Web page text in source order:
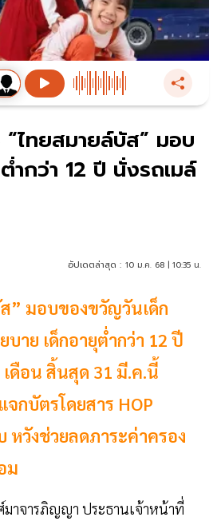
ไทยสมายล์บัส” มอบ
กว่า 12 ปี นั่งรถเมล์
อัปเดตล่าสุด : 10 ม.ค. 68 | 10:35 น.
” มอบของขวัญวันเด็ก
บาย เด็กอายุต่ำกว่า 12 ปี
เดือน สิ้นสุด 31 มี.ค.นี้
กบัตรโดยสาร HOP
หวังช่วยลดภาระค่าครอง
ม
มาจารภิญญา ประธานเจ้าหน้าที่